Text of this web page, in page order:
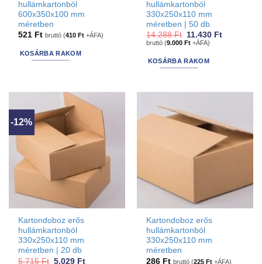
hullámkartonból
600x350x100 mm
méretben
521 Ft bruttó (410Ft +ÁFA)
KOSÁRBA RAKOM
hullámkartonból
330x250x110 mm
méretben | 50 db
14.288Ft Original
price
14.288 Ft.
11.430 FtCurrent
bruttó (9.000Ft +ÁFA)
KOSÁRBA RAKOM
-12%
Kartondoboz erős
hullámkartonból
330x250x110 mm
méretben | 20 db
5.715Ft Original
5.029 FtCurrent
Kartondoboz erős
hullámkartonból
330x250x110 mm
méretben
286 Ft bruttó (225Ft +ÁFA)